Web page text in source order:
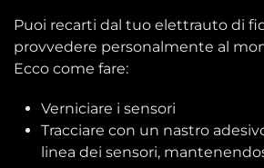
Puoi recarti dal tuo elettrauto di
provvedere personalmente al
Ecco come fare:
Verniciare i sensori
Tracciare con un nastro
linea dei sensori,